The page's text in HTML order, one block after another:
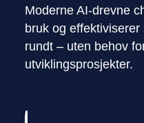
Moderne AI-drevne
bruk og
rundt – uten behov
utviklingsprosjekter.